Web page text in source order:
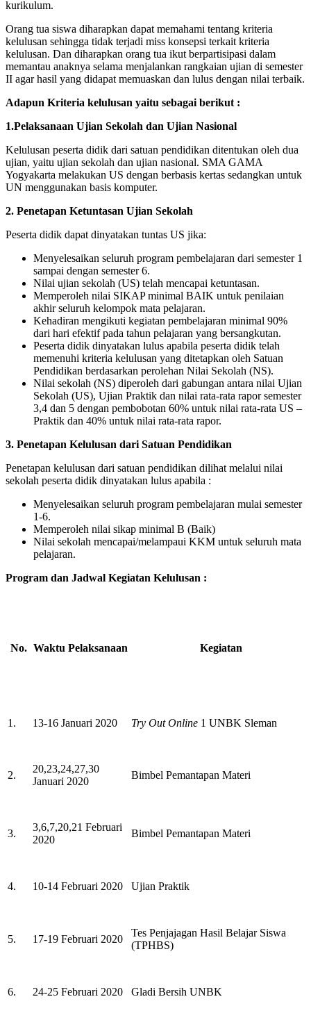
kurikulum.
Orang tua siswa diharapkan dapat memahami tentang kriteria
kelulusan sehingga tidak terjadi miss konsepsi terkait kriteria
kelulusan. Dan diharapkan orang tua ikut berpartisipasi dalam
memantau anaknya selama menjalankan rangkaian ujian di semester
II agar hasil yang didapat memuaskan dan lulus dengan nilai terbaik.
Adapun Kriteria kelulusan yaitu sebagai berikut :
1.Pelaksanaan Ujian Sekolah dan Ujian Nasional
Kelulusan peserta didik dari satuan pendidikan ditentukan oleh dua
ujian, yaitu ujian sekolah dan ujian nasional. SMA GAMA
Yogyakarta melakukan US dengan berbasis kertas sedangkan untuk
UN menggunakan basis komputer.
2. Penetapan Ketuntasan Ujian Sekolah
Peserta didik dapat dinyatakan tuntas US jika:
Menyelesaikan seluruh program pembelajaran dari semester 1
sampai dengan semester 6.
Nilai ujian sekolah (US) telah mencapai ketuntasan.
Memperoleh nilai SIKAP minimal BAIK untuk penilaian
akhir seluruh kelompok mata pelajaran.
Kehadiran mengikuti kegiatan pembelajaran minimal 90%
dari hari efektif pada tahun pelajaran yang bersangkutan.
Peserta didik dinyatakan lulus apabila peserta didik telah
memenuhi kriteria kelulusan yang ditetapkan oleh Satuan
Pendidikan berdasarkan perolehan Nilai Sekolah (NS).
Nilai sekolah (NS) diperoleh dari gabungan antara nilai Ujian
Sekolah (US), Ujian Praktik dan nilai rata-rata rapor semester
3,4 dan 5 dengan pembobotan 60% untuk nilai rata-rata US –
Praktik dan 40% untuk nilai rata-rata rapor.
3. Penetapan Kelulusan dari Satuan Pendidikan
Penetapan kelulusan dari satuan pendidikan dilihat melalui nilai
sekolah peserta didik dinyatakan lulus apabila :
Menyelesaikan seluruh program pembelajaran mulai semester
1-6.
Memperoleh nilai sikap minimal B (Baik)
Nilai sekolah mencapai/melampaui KKM untuk seluruh mata
pelajaran.
Program dan Jadwal Kegiatan Kelulusan :
No. Waktu Pelaksanaan Kegiatan
1. 13-16 Januari 2020 Try Out Online 1 UNBK Sleman
2.
20,23,24,27,30
Januari 2020
Bimbel Pemantapan Materi
3.
3,6,7,20,21 Februari
2020
Bimbel Pemantapan Materi
4. 10-14 Februari 2020 Ujian Praktik
5. 17-19 Februari 2020
Tes Penjajagan Hasil Belajar Siswa
(TPHBS)
6. 24-25 Februari 2020 Gladi Bersih UNBK